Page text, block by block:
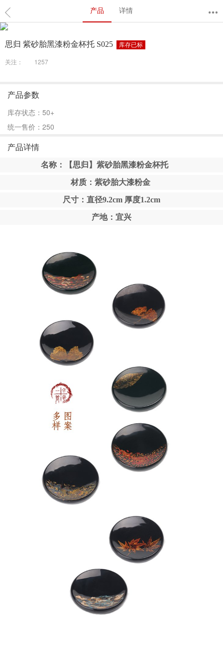
产品 详情
思归 紫砂胎黑漆粉金杯托 S025 库存已标
关注： 1257
产品参数
库存状态：50+
统一售价：250
产品详情
名称：【思归】紫砂胎黑漆粉金杯托
材质：紫砂胎大漆粉金
尺寸：直径9.2cm 厚度1.2cm
产地：宜兴